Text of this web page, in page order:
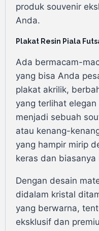
produk souvenir
Anda.
Plakat Resin Piala
Ada bermacam-
yang bisa Anda
plakat akrilik,
yang terlihat
menjadi sebuah
atau kenang-
yang hampir mirip
keras dan
Dengan desain
didalam kristal
yang berwarna,
eksklusif dan